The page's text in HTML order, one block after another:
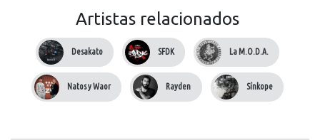
Artistas relacionados
Desakato SFDK La M.O.D.A.
Natos y Waor Rayden Sínkope